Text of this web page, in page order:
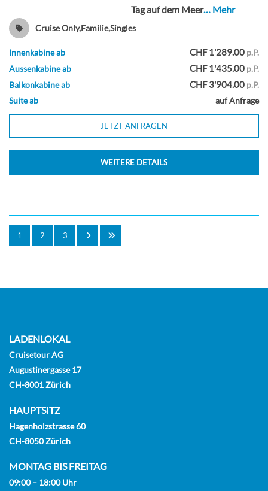
Tag auf dem Meer… Mehr
Cruise Only,Familie,Singles
Innenkabine ab CHF 1'289.00 p.P.
Aussenkabine ab
CHF 1'435.00 p.P.
Balkonkabine ab
CHF 3'904.00 p.P.
Suite ab
auf Anfrage
JETZT ANFRAGEN
WEITERE DETAILS
1 2 3
LADENLOKAL
Cruisetour AG
Augustinergasse 17
CH-8001 Zürich
HAUPTSITZ
Hagenholzstrasse 60
CH-8050 Zürich
MONTAG BIS FREITAG
09:00 – 18:00 Uhr